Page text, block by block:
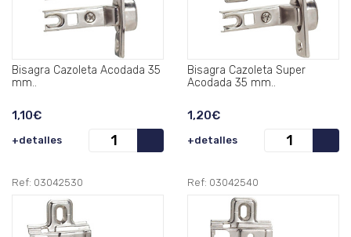
Bisagra Cazoleta Acodada 35
mm..
1,10€
+detalles
Bisagra Cazoleta Super
Acodada 35 mm..
1,20€
+detalles
Ref: 03042530 Ref: 03042540